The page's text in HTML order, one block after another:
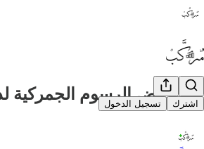
اشترك تسجيل الدخول
🏭 خفض الرسوم الجمركية